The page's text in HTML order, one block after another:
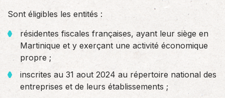
Sont éligibles les entités :
résidentes fiscales françaises, ayant leur siège en
Martinique et y exerçant une activité économique
propre ;
inscrites au 31 aout 2024 au répertoire national des
entreprises et de leurs établissements ;